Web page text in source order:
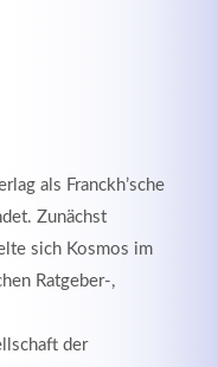
als Franckh’sche
Zunächst
sich Kosmos im
Ratgeber-,
der
adipiscing